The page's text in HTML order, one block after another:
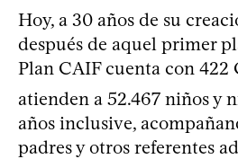
Hoy, a 30 años de su
después de aquel primer
Plan CAIF cuenta con 422
atienden a 52.467 niños y
años inclusive,
padres y otros referentes